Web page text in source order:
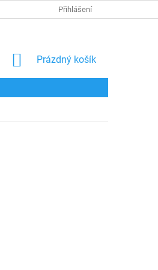
Přihlášení
NÁKUPNÍ
Prázdný košík